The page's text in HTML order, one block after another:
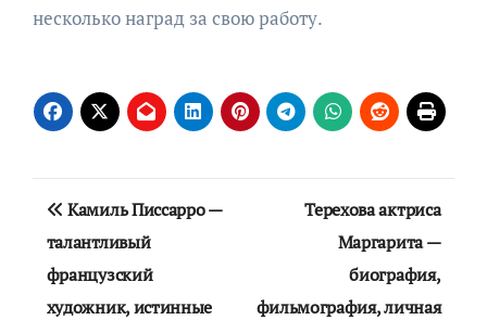
несколько наград за свою работу.
Навигация
по
записям
Камиль Писсарро —
талантливый
французский
художник, истинные
Терехова актриса
Маргарита —
биография,
фильмография, личная